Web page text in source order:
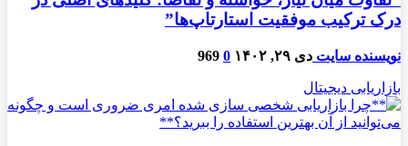
درک ترکیب موفقیت استارتاپ‌ها”
نویسنده سایت دی ۲۹, ۱۴۰۲ 0
969
بازاریابی دیجیتال